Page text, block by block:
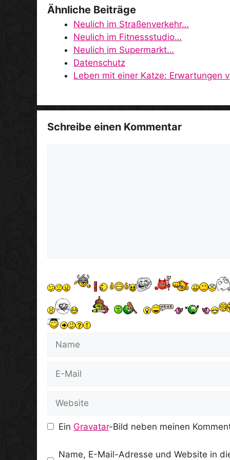
Ähnliche Beiträge
Neulich im Straßenverkehr…
Neulich im Fitnessstudio…
Neulich im Supermarkt…
Datenschutz
Leben mit einer Katze: Erwartungen
Schreibe einen Kommentar
Name
Website
Ein Gravatar-Bild neben meinen
Name, E-Mail-Adresse und Website in